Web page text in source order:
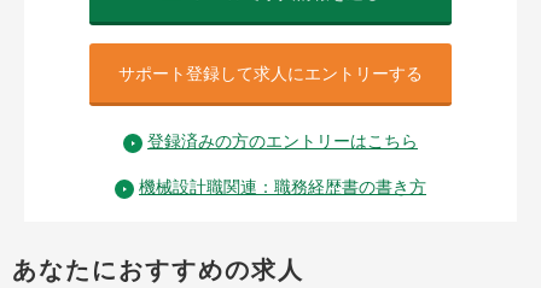
サポート登録して求人にエントリーする
登録済みの方のエントリーはこちら
機械設計職関連：職務経歴書の書き方
あなたにおすすめの求人